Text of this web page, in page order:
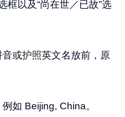
框以及“尚在世／已故”选
音或护照英文名放前，原
如 Beijing, China。